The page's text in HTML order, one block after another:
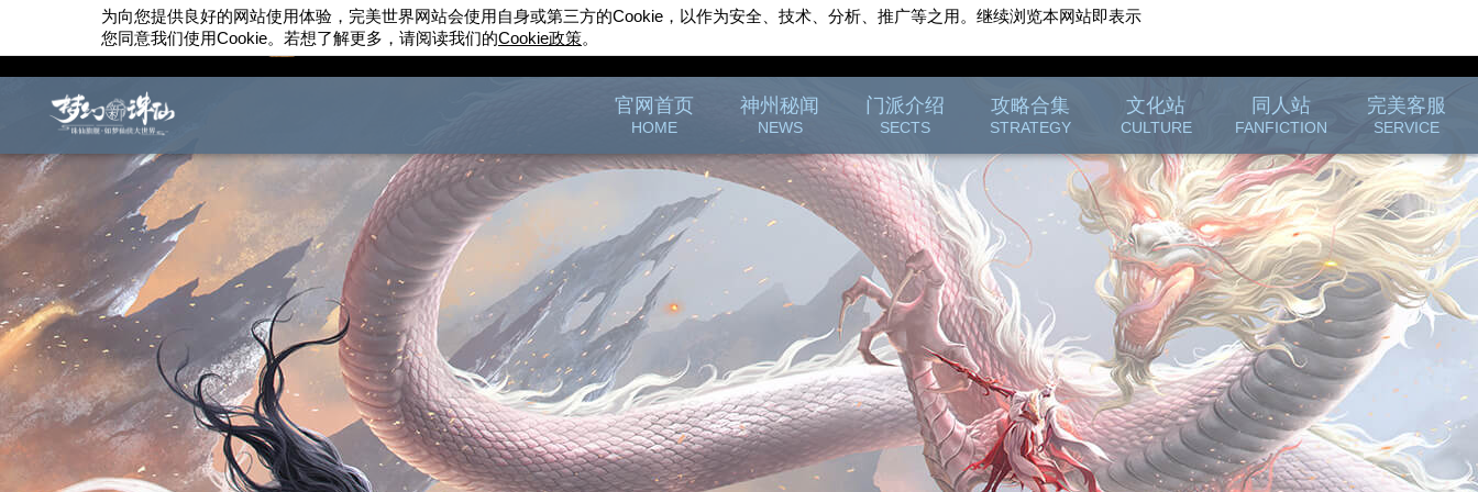
官网首页
HOME
神州秘闻
NEWS
门派介绍
SECTS
攻略合集
STRATEGY
文化站
CULTURE
同人站
FANFICTION
完美客服
SERVICE
为向您提供良好的网站使用体验，完美世界网站会使用自身或第三方的Cookie ，以作为安全、技术、分析、推广等之用。继续浏览本网站即表示
您同意我们使用Cookie。若想了解更多，请阅读我们的Cookie政策。